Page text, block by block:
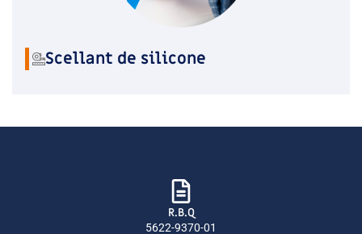
Scellant de silicone
R.B.Q
5622-9370-01